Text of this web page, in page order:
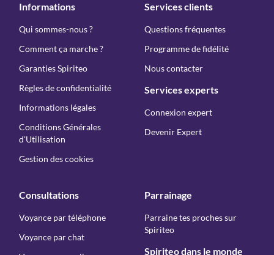
Informations
Qui sommes-nous ?
Comment ça marche ?
Garanties Spiriteo
Règles de confidentialité
Informations légales
Conditions Générales
d'Utilisation
Gestion des cookies
Services clients
Questions fréquentes
Programme de fidélité
Nous contacter
Services experts
Connexion expert
Devenir Expert
Consultations
Voyance par téléphone
Voyance par chat
Parrainage
Parraine tes proches sur
Spiriteo
Spiriteo dans le monde